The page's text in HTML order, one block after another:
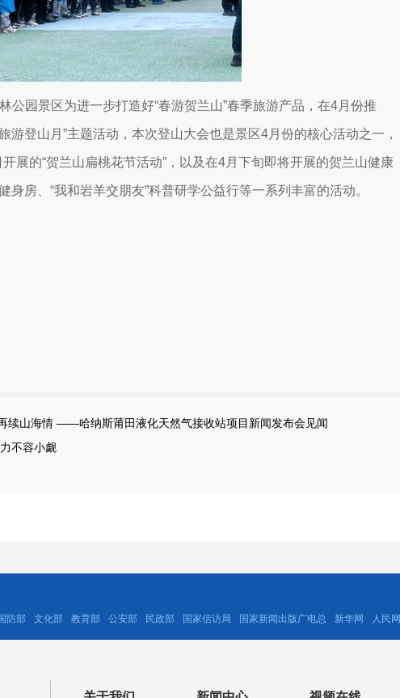
公园景区为进一步打造好“春游贺兰山”春季旅游产品，在4月份推
游登山月”主题活动，本次登山大会也是景区4月份的核心活动之一，
展的“贺兰山扁桃花节活动”，以及在4月下旬即将开展的贺兰山健康
身房、“我和岩羊交朋友”科普研学公益行等一系列丰富的活动。
续山海情 ——哈纳斯莆田液化天然气接收站项目新闻发布会见闻
不容小觑
防部 文化部 教育部 公安部 民政部 国家信访局 国家新闻出版广电总 新华网 人民网